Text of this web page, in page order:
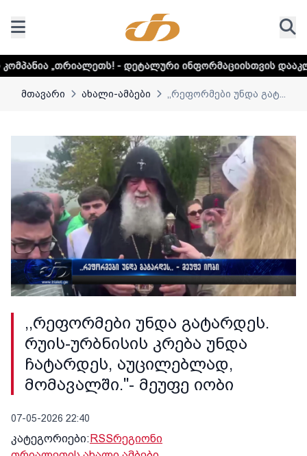
- დეტალური ინფორმაციისთვის დააკლიკეთ ლინკს
მთავარი ახალი-ამბები ,,რეფორმები უნდა გატ...
,,რეფორმები უნდა გატარდეს.
რუის-ურბნისის კრება უნდა
ჩატარდეს, აუცილებლად,
მომავალში."- მეუფე იობი
07-05-2026 22:40
კატეგორიები:RSSრეგიონი